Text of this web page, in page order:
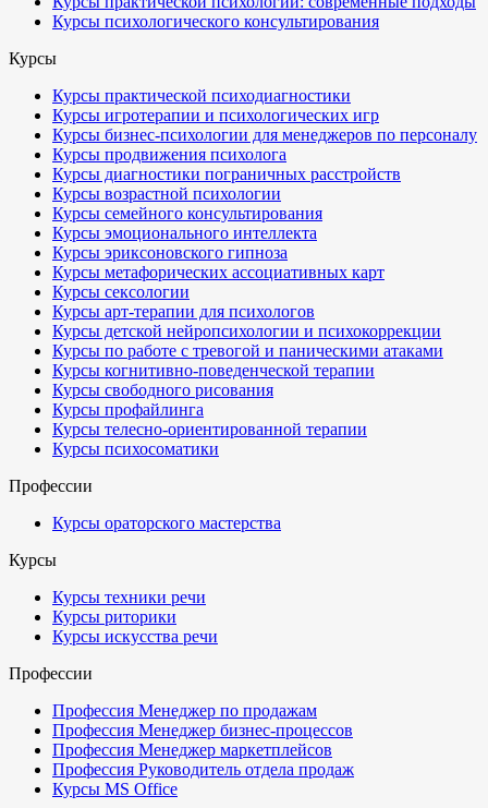
Курсы психологического консультирования
Курсы
Курсы практической психодиагностики
Курсы игротерапии и психологических игр
Курсы бизнес-психологии для менеджеров по персоналу
Курсы продвижения психолога
Курсы диагностики пограничных расстройств
Курсы возрастной психологии
Курсы семейного консультирования
Курсы эмоционального интеллекта
Курсы эриксоновского гипноза
Курсы метафорических ассоциативных карт
Курсы сексологии
Курсы арт-терапии для психологов
Курсы детской нейропсихологии и психокоррекции
Курсы по работе с тревогой и паническими атаками
Курсы когнитивно-поведенческой терапии
Курсы свободного рисования
Курсы профайлинга
Курсы телесно-ориентированной терапии
Курсы психосоматики
Профессии
Курсы ораторского мастерства
Курсы
Курсы техники речи
Курсы риторики
Курсы искусства речи
Профессии
Профессия Менеджер по продажам
Профессия Менеджер бизнес-процессов
Профессия Менеджер маркетплейсов
Профессия Руководитель отдела продаж
Курсы MS Office